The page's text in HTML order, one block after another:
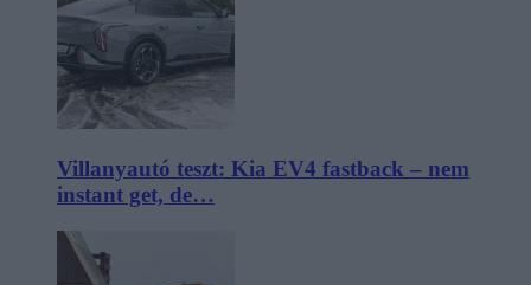
Villanyautó teszt: Kia EV4 fastback – nem
instant get, de…